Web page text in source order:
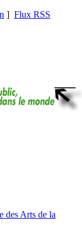
] Flux RSS
des Arts de la